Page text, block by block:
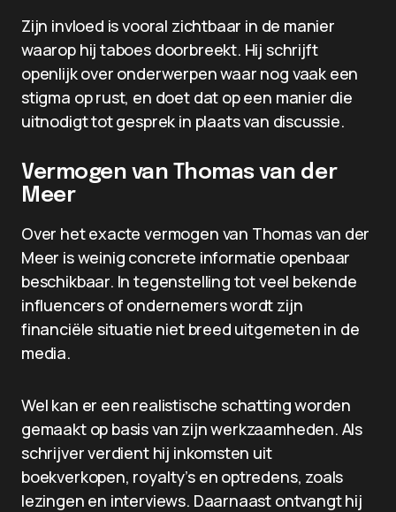
Zijn invloed is vooral zichtbaar in de manier
waarop hij taboes doorbreekt. Hij schrijft
openlijk over onderwerpen waar nog vaak een
stigma op rust, en doet dat op een manier die
uitnodigt tot gesprek in plaats van discussie.
Vermogen van Thomas van der
Meer
Over het exacte vermogen van Thomas van der
Meer is weinig concrete informatie openbaar
beschikbaar. In tegenstelling tot veel bekende
influencers of ondernemers wordt zijn
financiële situatie niet breed uitgemeten in de
media.
Wel kan er een realistische schatting worden
gemaakt op basis van zijn werkzaamheden. Als
schrijver verdient hij inkomsten uit
boekverkopen, royalty’s en optredens, zoals
lezingen en interviews. Daarnaast ontvangt hij